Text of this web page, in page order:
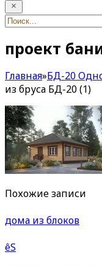
проект
Главная»БД-20
из бруса БД-20 (1)
Похожие записи
дома из блоков
êS